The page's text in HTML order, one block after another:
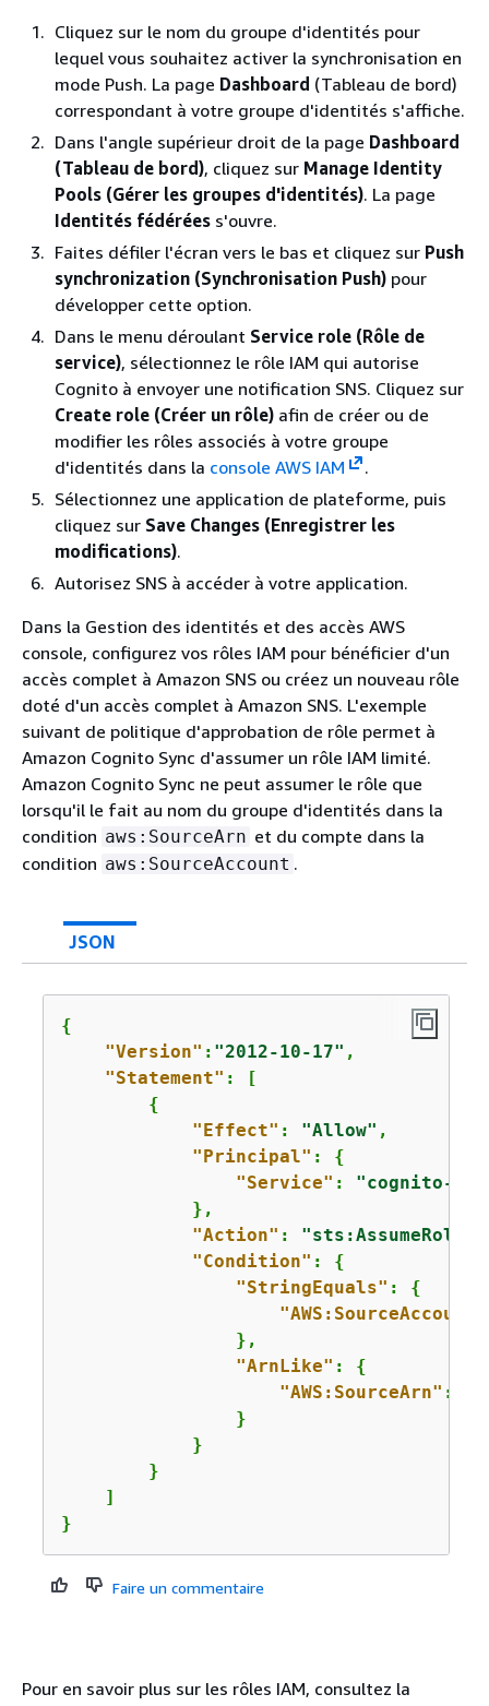
Cliquez sur le nom du groupe d'identités pour
lequel vous souhaitez activer la synchronisation en
mode Push. La page Dashboard (Tableau de bord)
correspondant à votre groupe d'identités s'affiche.
Dans l'angle supérieur droit de la page Dashboard
(Tableau de bord), cliquez sur Manage Identity
Pools (Gérer les groupes d'identités). La page
Identités fédérées s'ouvre.
Faites défiler l'écran vers le bas et cliquez sur Push
synchronization (Synchronisation Push) pour
développer cette option.
Dans le menu déroulant Service role (Rôle de
service), sélectionnez le rôle IAM qui autorise
Cognito à envoyer une notification SNS. Cliquez sur
Create role (Créer un rôle) afin de créer ou de
modifier les rôles associés à votre groupe
d'identités dans la console AWS IAM
.
Sélectionnez une application de plateforme, puis
cliquez sur Save Changes (Enregistrer les
modifications).
Autorisez SNS à accéder à votre application.
Dans la Gestion des identités et des accès AWS
console, configurez vos rôles IAM pour bénéficier d'un
accès complet à Amazon SNS ou créez un nouveau rôle
doté d'un accès complet à Amazon SNS. L'exemple
suivant de politique d'approbation de rôle permet à
Amazon Cognito Sync d'assumer un rôle IAM limité.
Amazon Cognito Sync ne peut assumer le rôle que
lorsqu'il le fait au nom du groupe d'identités dans la
condition aws:SourceArn et du compte dans la
condition aws:SourceAccount .
JSON
{
"Version" : "2012-10-17" ,
"Statement" : [
{
"Effect" : "Allow" ,
"Principal" : {
"Service" : "cognito-
            },
"Action" : "sts:AssumeRole"
"Condition" : {
"StringEquals" : {
"AWS:SourceAccount"
                },
"ArnLike" : {
"AWS:SourceArn" :
                }
            }
        }
    ]
}
Faire un commentaire
Pour en savoir plus sur les rôles IAM, consultez la